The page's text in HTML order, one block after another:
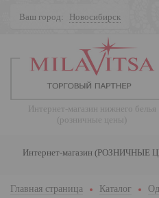
Ваш город: Новосибирск
Интернет-магазин нижнего белья
(розничные цены)
Интернет-магазин (РОЗНИЧНЫЕ
Главная страница Каталог